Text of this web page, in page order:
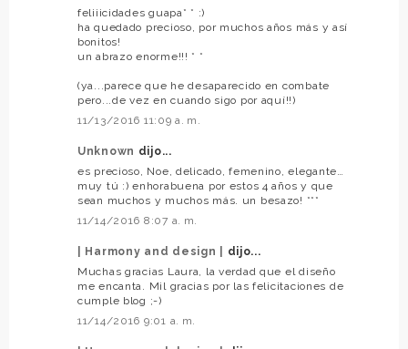
feliiicidades guapa* * :)
ha quedado precioso, por muchos años más y así
bonitos!
un abrazo enorme!!! * *
(ya...parece que he desaparecido en combate
pero...de vez en cuando sigo por aquí!!)
11/13/2016 11:09 a. m.
Unknown dijo...
es precioso, Noe, delicado, femenino, elegante…
muy tú :) enhorabuena por estos 4 años y que
sean muchos y muchos más. un besazo! ***
11/14/2016 8:07 a. m.
| Harmony and design |
dijo...
Muchas gracias Laura, la verdad que el diseño
me encanta. Mil gracias por las felicitaciones de
cumple blog ;-)
11/14/2016 9:01 a. m.